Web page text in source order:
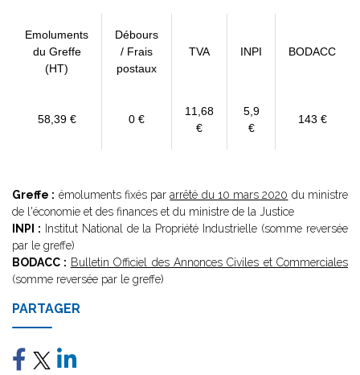
Emoluments
du Greffe
(HT)
Débours
/ Frais
postaux
TVA INPI BODACC
58,39 € 0 €
11,68
€
5,9
€
143 €
Greffe : émoluments fixés pararrêté du 10 mars 2020 du ministre
de l'économie et des finances et du ministre de la Justice
INPI : Institut National de la Propriété Industrielle (somme reversée
par le greffe)
BODACC : Bulletin Officiel des Annonces Civiles et Commerciales
(somme reversée par le greffe)
PARTAGER